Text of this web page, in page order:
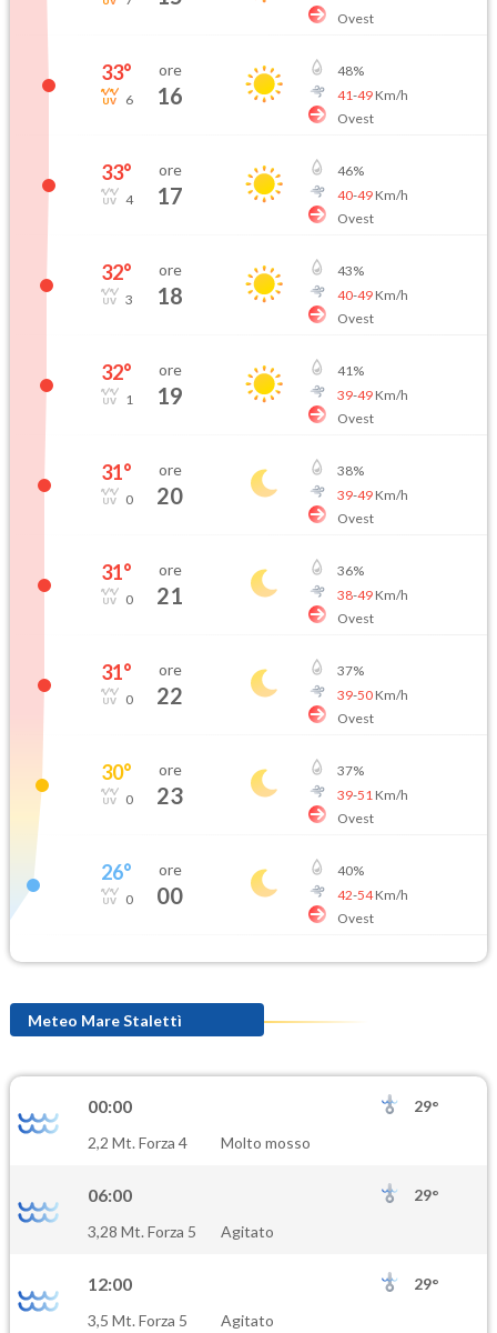
Ovest
33°
6
ore
16
48%
41-49Km/h
Ovest
33°
4
ore
17
46%
40-49Km/h
Ovest
32°
3
ore
18
43%
40-49Km/h
Ovest
32°
1
ore
19
41%
39-49Km/h
Ovest
31°
0
ore
20
38%
39-49Km/h
Ovest
31°
0
ore
21
36%
38-49Km/h
Ovest
31°
0
ore
22
37%
39-50Km/h
Ovest
30°
0
ore
23
37%
39-51 Km/h
Ovest
26°
0
ore
00
40%
42-54Km/h
Ovest
Meteo Mare Stalettì
00:00
29°
2,2 Mt. Forza 4
Molto mosso
06:00
29°
3,28 Mt. Forza 5
Agitato
12:00
29°
3,5 Mt. Forza 5
Agitato